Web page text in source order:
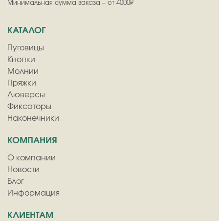
Минимальная сумма заказа – от 4000₽
КАТАЛОГ
Пуговицы
Кнопки
Молнии
Пряжки
Люверсы
Фиксаторы
Наконечники
КОМПАНИЯ
О компании
Новости
Блог
Информация
КЛИЕНТАМ